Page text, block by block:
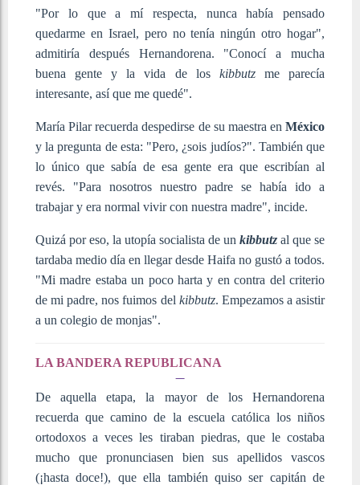
"Por lo que a mí respecta, nunca había pensado
quedarme en Israel, pero no tenía ningún otro hogar",
admitiría después Hernandorena. "Conocí a mucha
buena gente y la vida de los kibbutzme parecía
interesante, así que me quedé".
María Pilar recuerda despedirse de su maestra en México
y la pregunta de esta: "Pero, ¿sois judíos?". También que
lo único que sabía de esa gente era que escribían al
revés. "Para nosotros nuestro padre se había ido a
trabajar y era normal vivir con nuestra madre", incide.
Quizá por eso, la utopía socialista de un kibbutz al que se
tardaba medio día en llegar desde Haifa no gustó a todos.
"Mi madre estaba un poco harta y en contra del criterio
de mi padre, nos fuimos del kibbutz. Empezamos a asistir
a un colegio de monjas".
LA BANDERA REPUBLICANA
De aquella etapa, la mayor de los Hernandorena
recuerda que camino de la escuela católica los niños
ortodoxos a veces les tiraban piedras, que le costaba
mucho que pronunciasen bien sus apellidos vascos
(¡hasta doce!), que ella también quiso ser capitán de